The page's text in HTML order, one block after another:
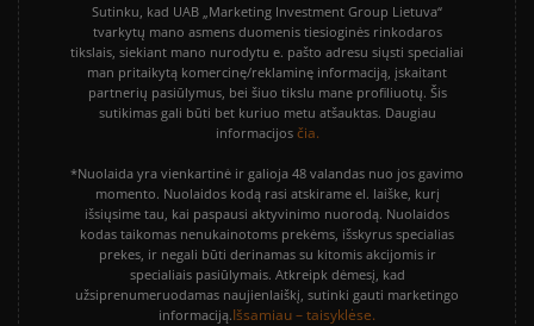
Sutinku, kad UAB „Marketing Investment Group Lietuva“
tvarkytų mano asmens duomenis tiesioginės rinkodaros
tikslais, siekiant mano nurodytu e. pašto adresu siųsti specialiai
man pritaikytą komercinę/reklaminę informaciją, įskaitant
partnerių pasiūlymus, bei šiuo tikslu mane profiliuotų. Šis
sutikimas gali būti bet kuriuo metu atšauktas. Daugiau
informacijos čia.
*Nuolaida yra vienkartinė ir galioja 48 valandas nuo jos gavimo
momento. Nuolaidos kodą rasi atskirame el. laiške, kurį
išsiųsime tau, kai paspausi aktyvinimo nuorodą. Nuolaidos
kodas taikomas nenukainotoms prekėms, išskyrus specialias
prekes, ir negali būti derinamas su kitomis akcijomis ir
specialiais pasiūlymais. Atkreipk dėmesį, kad
užsiprenumeruodamas naujienlaiškį, sutinki gauti marketingo
informaciją.Išsamiau – taisyklėse.